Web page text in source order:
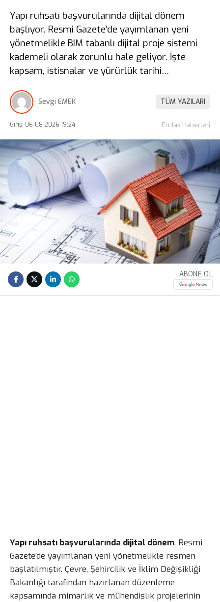
Yapı ruhsatı başvurularında dijital dönem
başlıyor. Resmi Gazete’de yayımlanan yeni
yönetmelikle BIM tabanlı dijital proje sistemi
kademeli olarak zorunlu hale geliyor. İşte
kapsam, istisnalar ve yürürlük tarihi…
Sevgi EMEK TÜM YAZILARI
Giriş: 06-08-2026 19:24 Emlak Haberleri
ABONE OL
Yapı ruhsatı başvurularında dijital dönem, Resmi
Gazete’de yayımlanan yeni yönetmelikle resmen
başlatılmıştır. Çevre, Şehircilik ve İklim Değişikliği
Bakanlığı tarafından hazırlanan düzenleme
kapsamında mimarlık ve mühendislik projelerinin